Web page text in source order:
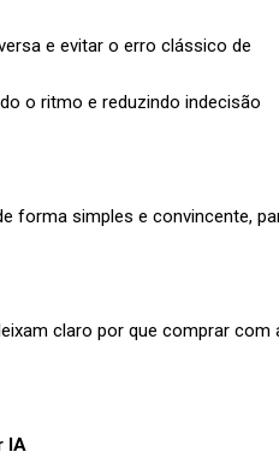
e evitar o erro clássico de
o ritmo e reduzindo indecisão
forma simples e convincente,
claro por que comprar
IA